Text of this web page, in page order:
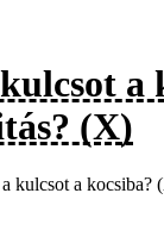
a
(X)
kulcsot a kocsiba?